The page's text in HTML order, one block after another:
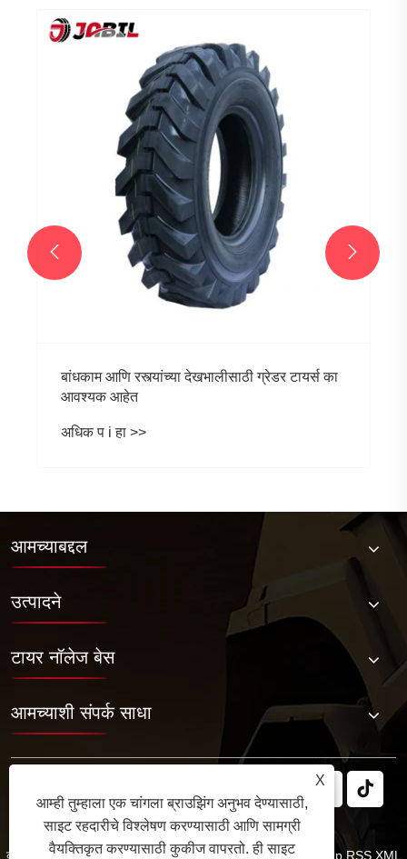
बांधकाम आणि रस्त्यांच्या देखभालीसाठी ग्रेडर टायर्स का
आवश्यक आहेत
अधिक प i हा >>
 
आमच्याबद्दल
उत्पादने
टायर नॉलेज बेस
आमच्याशी संपर्क साधा
कॉपीराइट © 2025 जबिल रबर कं, लि. सर्व हक्क राखीव.Links Sitemap RSS XML
X
आम्ही तुम्हाला एक चांगला ब्राउझिंग अनुभव देण्यासाठी,
साइट रहदारीचे विश्लेषण करण्यासाठी आणि सामग्री
वैयक्तिकृत करण्यासाठी कुकीज वापरतो. ही साइट